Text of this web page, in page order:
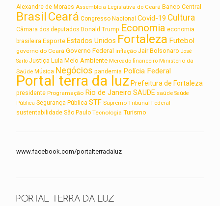
Alexandre de Moraes Assembleia Legislativa do Ceará Banco Central
BrasilCeará Congresso Nacional Covid-19 Cultura
Câmara dos deputados Donald Trump Economia economia
brasileira Esporte Estados Unidos Fortaleza Futebol
governo do Ceará Governo Federal inflação Jair Bolsonaro José
Sarto Justiça Lula Meio Ambiente Mercado financeiro Ministério da
Saúde Música Negócios pandemia Polícia Federal
Portal terra da luz Prefeitura de Fortaleza
presidente Programação Rio de Janeiro SAUDE saúde Saúde
Pública Segurança Pública STF Supremo Tribunal Federal
sustentabilidade São Paulo Tecnologia Turismo
www.facebook.com/portalterradaluz
PORTAL TERRA DA LUZ